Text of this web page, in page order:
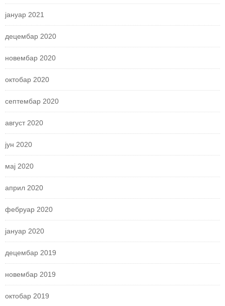
јануар 2021
децембар 2020
новембар 2020
октобар 2020
септембар 2020
август 2020
јун 2020
мај 2020
април 2020
фебруар 2020
јануар 2020
децембар 2019
новембар 2019
октобар 2019